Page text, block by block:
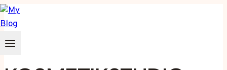
Zum
Inhalt
springen